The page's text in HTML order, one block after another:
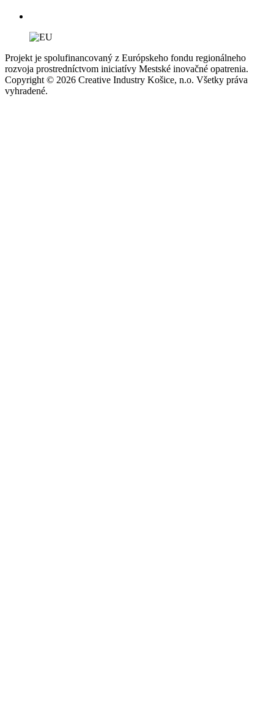
Projekt je spolufinancovaný z Európskeho fondu regionálneho
rozvoja prostredníctvom iniciatívy Mestské inovačné opatrenia.
Copyright © 2026 Creative Industry Košice, n.o. Všetky práva
vyhradené.